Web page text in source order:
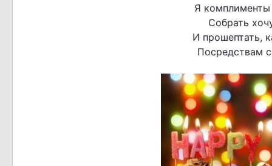
Я
Собрать
И прошептать,
Посредствам